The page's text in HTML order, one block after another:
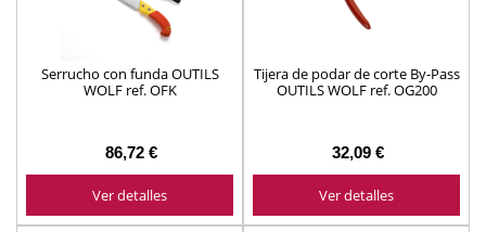
Serrucho con funda OUTILS
WOLF ref. OFK
86,72 €
Ver detalles
Tijera de podar de corte By-Pass
OUTILS WOLF ref. OG200
32,09 €
Ver detalles